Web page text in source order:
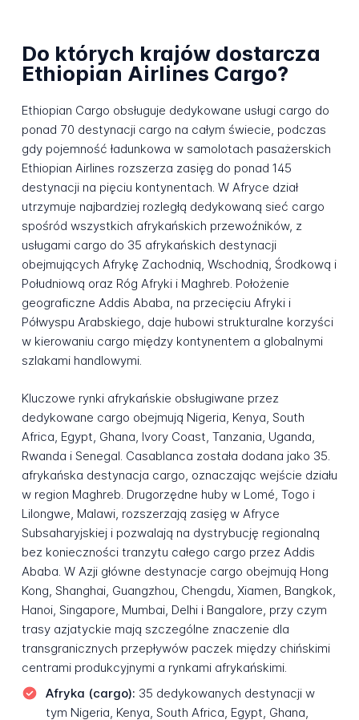
Do których krajów dostarcza
Ethiopian Airlines Cargo?
Ethiopian Cargo obsługuje dedykowane usługi cargo do
ponad 70 destynacji cargo na całym świecie, podczas
gdy pojemność ładunkowa w samolotach pasażerskich
Ethiopian Airlines rozszerza zasięg do ponad 145
destynacji na pięciu kontynentach. W Afryce dział
utrzymuje najbardziej rozległą dedykowaną sieć cargo
spośród wszystkich afrykańskich przewoźników, z
usługami cargo do 35 afrykańskich destynacji
obejmujących Afrykę Zachodnią, Wschodnią, Środkową i
Południową oraz Róg Afryki i Maghreb. Położenie
geograficzne Addis Ababa, na przecięciu Afryki i
Półwyspu Arabskiego, daje hubowi strukturalne korzyści
w kierowaniu cargo między kontynentem a globalnymi
szlakami handlowymi.
Kluczowe rynki afrykańskie obsługiwane przez
dedykowane cargo obejmują Nigeria, Kenya, South
Africa, Egypt, Ghana, Ivory Coast, Tanzania, Uganda,
Rwanda i Senegal. Casablanca została dodana jako 35.
afrykańska destynacja cargo, oznaczając wejście działu
w region Maghreb. Drugorzędne huby w Lomé, Togo i
Lilongwe, Malawi, rozszerzają zasięg w Afryce
Subsaharyjskiej i pozwalają na dystrybucję regionalną
bez konieczności tranzytu całego cargo przez Addis
Ababa. W Azji główne destynacje cargo obejmują Hong
Kong, Shanghai, Guangzhou, Chengdu, Xiamen, Bangkok,
Hanoi, Singapore, Mumbai, Delhi i Bangalore, przy czym
trasy azjatyckie mają szczególne znaczenie dla
transgranicznych przepływów paczek między chińskimi
centrami produkcyjnymi a rynkami afrykańskimi.
Afryka (cargo): 35 dedykowanych destynacji w
tym Nigeria, Kenya, South Africa, Egypt, Ghana,